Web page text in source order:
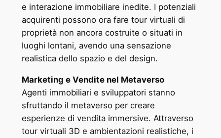
e interazione immobiliare inedite. I potenziali
acquirenti possono ora fare tour virtuali di
proprietà non ancora costruite o situati in
luoghi lontani, avendo una sensazione
realistica dello spazio e del design.
Marketing e Vendite nel Metaverso
Agenti immobiliari e sviluppatori stanno
sfruttando il metaverso per creare
esperienze di vendita immersive. Attraverso
tour virtuali 3D e ambientazioni realistiche, i